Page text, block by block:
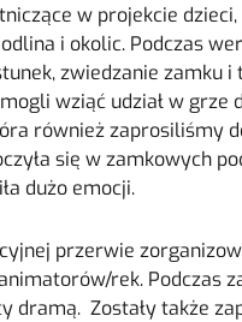
w projekcie
i okolic. Podczas
zwiedzanie zamku
wziąć udział w
również zaprosiliśmy
się w zamkowych
dużo emocji.
przerwie
rek. Podczas
dramą. Zostały także